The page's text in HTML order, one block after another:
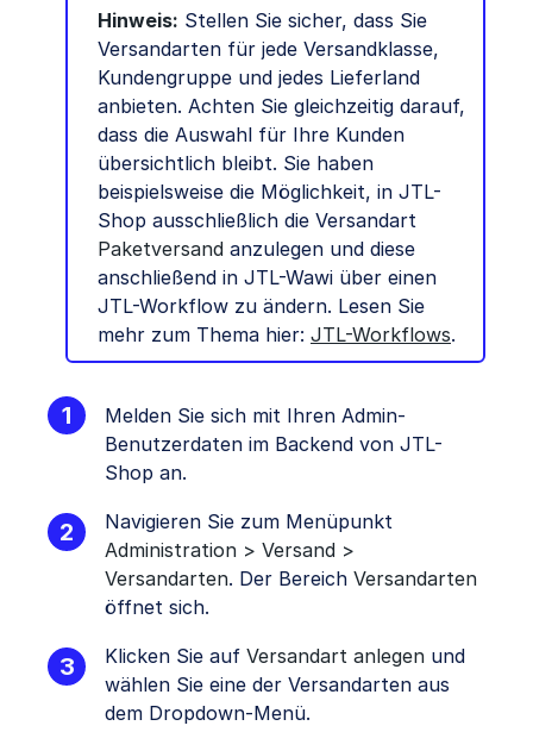
Hinweis: Stellen Sie sicher, dass Sie
Versandarten für jede Versandklasse,
Kundengruppe und jedes Lieferland
anbieten. Achten Sie gleichzeitig darauf,
dass die Auswahl für Ihre Kunden
übersichtlich bleibt. Sie haben
beispielsweise die Möglichkeit, in JTL-
Shop ausschließlich die Versandart
Paketversand anzulegen und diese
anschließend in JTL-Wawi über einen
JTL-Workflow zu ändern. Lesen Sie
mehr zum Thema hier: JTL-Workflows.
Melden Sie sich mit Ihren Admin-
Benutzerdaten im Backend von JTL-
Shop an.
Navigieren Sie zum Menüpunkt
Administration > Versand >
Versandarten. Der Bereich Versandarten
öffnet sich.
Klicken Sie auf Versandart anlegen und
wählen Sie eine der Versandarten aus
dem Dropdown-Menü.